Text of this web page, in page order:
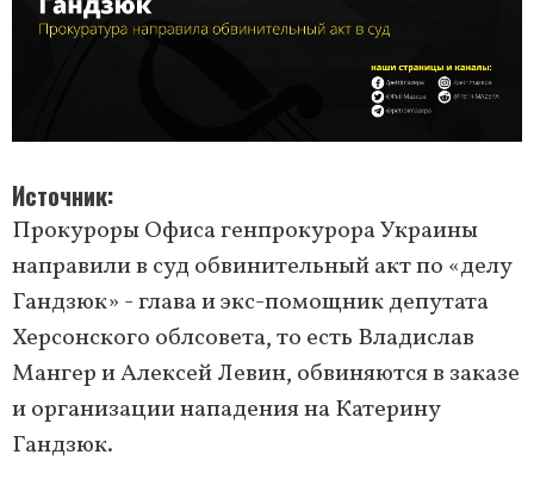
Источник
Прокуроры Офиса генпрокурора Украины
направили в суд обвинительный акт по «делу
Гандзюк» - глава и экс-помощник депутата
Херсонского облсовета, то есть Владислав
Мангер и Алексей Левин, обвиняются в заказе
и организации нападения на Катерину
Гандзюк.